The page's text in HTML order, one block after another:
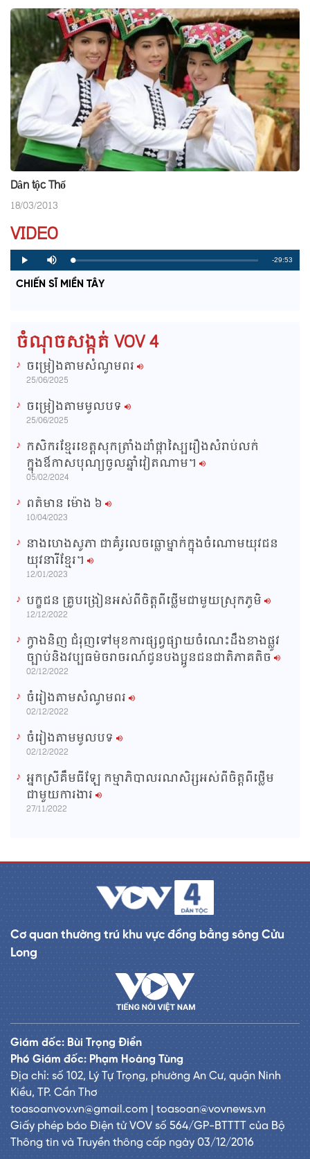
Dân tộc Thổ
18/03/2013
VIDEO
P
l
y
M
u
e
L
o
a
d
P
r
o
g
R
-29:53
CHIẾN SĨ MIỀN TÂY
ចំណុចសង្កត់ VOV 4
ចម្រៀងតាមសំណូមពរ
25/06/2025
ចម្រៀងតាមមូលបទ
25/06/2025
កសិករខ្មែរខេត្តសុកត្រាំងដាំផ្កាស្បៃរឿងសំរាប់លក់
ក្នុងឳកាសបុណ្យចូលឆ្នាំវៀតណាម។
05/02/2024
ពត៌មាន ម៉ោង​ ៦
10/04/2023
នាងហេងសូភា ជាគំរូលេចធ្លោម្នាក់ក្នុងចំណោមយុវជន
យុវនារីខ្មែរ។
12/01/2023
បក្ខជន គ្រូបង្រៀនអស់ពីចិត្តពីថ្លើមជាមួយស្រុកភូមិ
12/12/2022
ក្វាងនិញ ជំរុញទៅមុខការផ្សព្វផ្សាយចំណេះដឹងខាងផ្លូវ
ច្បាប់និងវប្បធម៌ចរាចរណ៍ជូនបងប្អូនជនជាតិភាគតិច
02/12/2022
ចំរៀងតាមសំណូមពរ
02/12/2022
ចំរៀងតាមមូលបទ
02/12/2022
អ្នកស្រីគឹមធីឡែ កម្មាភិបាលរណសិរ្សអស់ពីចិត្តពីថ្លើម
ជាមួយការងារ
27/11/2022
Cơ quan thường trú khu vực đồng bằng sông Cửu
Long
Giám đốc: Bùi Trọng Điển
Phó Giám đốc: Phạm Hoàng Tùng
Địa chỉ: số 102, Lý Tự Trọng, phường An Cư, quận Ninh
Kiều, TP. Cần Thơ
toasoanvov.vn@gmail.com | toasoan@vovnews.vn
Giấy phép báo Điện tử VOV số 564/GP-BTTTT của Bộ
Thông tin và Truyền thông cấp ngày 03/12/2016